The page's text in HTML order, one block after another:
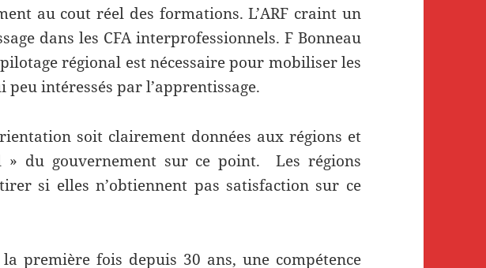
au cout réel des formations. L’ARF craint un
dans les CFA interprofessionnels. F Bonneau
régional est nécessaire pour mobiliser les
intéressés par l’apprentissage.
soit clairement données aux régions et
» du gouvernement sur ce point. Les régions
si elles n’obtiennent pas satisfaction sur ce
la première fois depuis 30 ans, une compétence